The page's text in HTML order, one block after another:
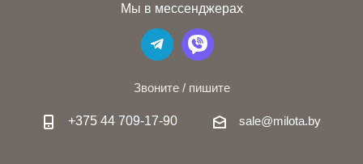
Мы в мессенджерах
Звоните / пишите
+375 44 709-17-90 sale@milota.by